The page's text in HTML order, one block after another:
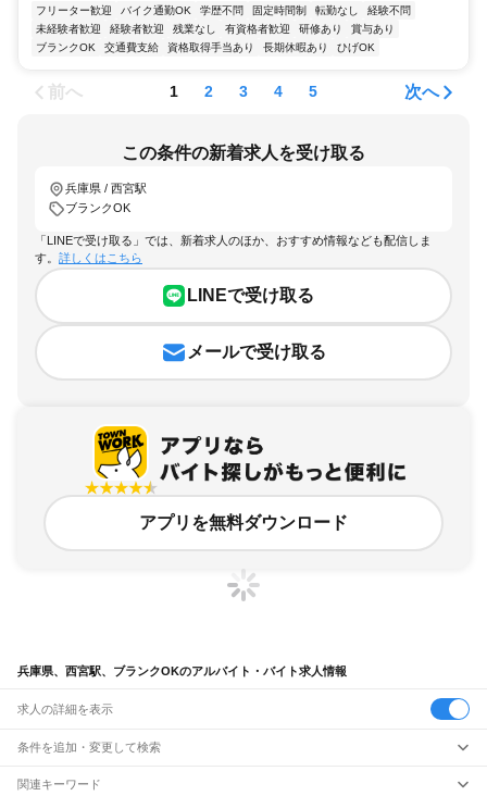
フリーター歓迎 バイク通勤OK 学歴不問 固定時間制 転勤なし
経験不問
未経験者歓迎
経験者歓迎 残業なし 有資格者歓迎 研修あり
賞与あり
ブランクOK
交通費支給 資格取得手当あり 長期休暇あり ひげOK
前へ 1 2 3 4 5 次へ
この条件の新着求人を受け取る
兵庫県 / 西宮駅
ブランクOK
「LINEで受け取る」では、新着求人のほか、おすすめ情報なども配信しま
す。 詳しくはこちら
LINEで受け取る
メールで受け取る
アプリを無料ダウンロード
兵庫県、西宮駅、ブランクOKのアルバイト・バイト求人情報
求人の詳細を表示
条件を追加・変更して検索
市区町村を追加・変更
関連キーワード